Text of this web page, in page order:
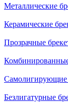
Металлические
Керамические
Прозрачные
Самолигирующие
Безлигатурные